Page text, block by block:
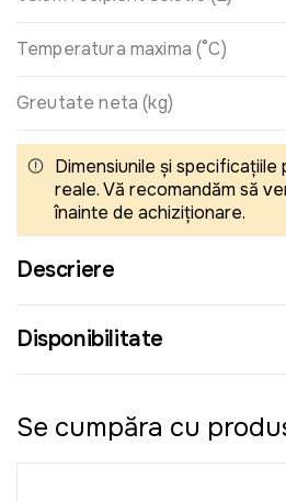
Temperatura maxima (°C)
Greutate neta (kg)
Dimensiunile și
reale. Vă recomandăm să
înainte de achiziționare.
Descriere
Disponibilitate
Se cumpăra cu